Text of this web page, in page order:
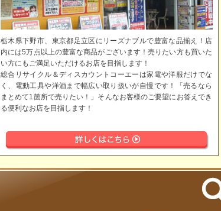
栃木県下野市、東京都足立区にリーズナブルで豊富な品揃え！店
内には5万点以上の豊富な商品がございます！売りたい方も買いた
い方にもご満足いただけるお店を目指します！
総合リサイクル＆ディスカウントコーエーは家電や洋服だけでな
く、電動工具や洋酒まで幅広い取り扱いが自慢です！「売るなら
まとめて1箇所で売りたい！」そんなお客様のご要望にお答えでき
る便利なお店を目指します！